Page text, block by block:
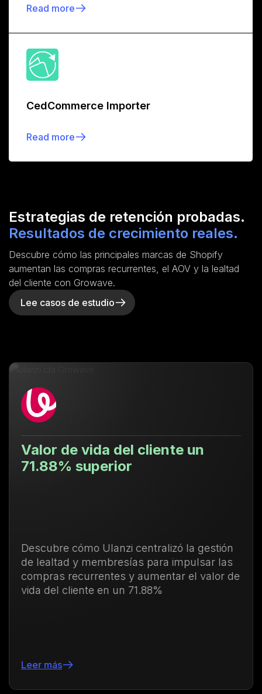
Read more
CedCommerce Importer
Read more
Estrategias de retención probadas.
Resultados de crecimiento reales.
Descubre cómo las principales marcas de Shopify
aumentan las compras recurrentes, el AOV y la lealtad
del cliente con Growave.
Lee casos de estudio
Valor de vida del cliente un
71.88% superior
Descubre cómo Ulanzi centralizó la gestión
de lealtad y membresías para impulsar las
compras recurrentes y aumentar el valor de
vida del cliente en un 71.88%
Leer más